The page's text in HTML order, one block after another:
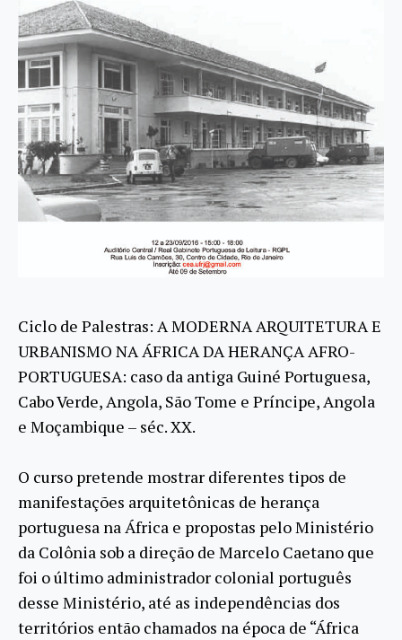
Ciclo de Palestras: A MODERNA ARQUITETURA E
URBANISMO NA ÁFRICA DA HERANÇA AFRO-
PORTUGUESA: caso da antiga Guiné Portuguesa,
Cabo Verde, Angola, São Tome e Príncipe, Angola
e Moçambique – séc. XX.
O curso pretende mostrar diferentes tipos de
manifestações arquitetônicas de herança
portuguesa na África e propostas pelo Ministério
da Colônia sob a direção de Marcelo Caetano que
foi o último administrador colonial português
desse Ministério, até as independências dos
territórios então chamados na época de “África